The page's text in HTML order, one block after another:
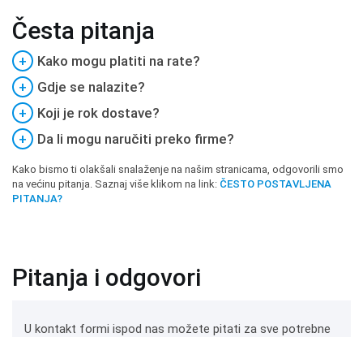
Česta pitanja
+
Kako mogu platiti na rate?
+
Gdje se nalazite?
+
Koji je rok dostave?
+
Da li mogu naručiti preko firme?
Kako bismo ti olakšali snalaženje na našim stranicama, odgovorili smo
na većinu pitanja. Saznaj više klikom na link: ČESTO POSTAVLJENA
PITANJA?
Pitanja i odgovori
U kontakt formi ispod nas možete pitati za sve potrebne